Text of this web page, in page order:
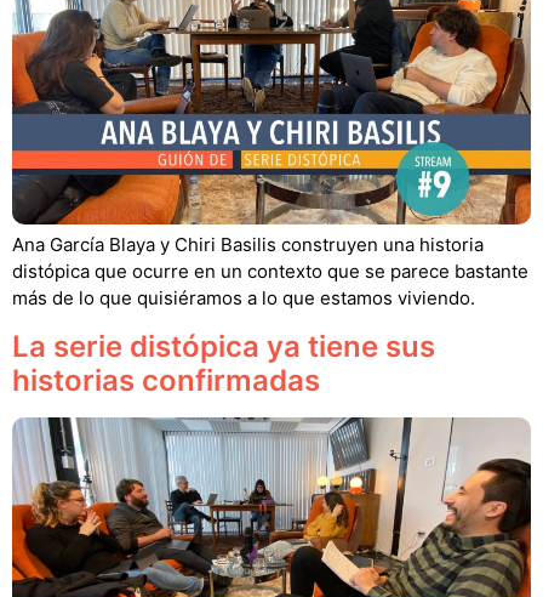
Ana García Blaya y Chiri Basilis construyen una historia
distópica que ocurre en un contexto que se parece bastante
más de lo que quisiéramos a lo que estamos viviendo.
La serie distópica ya tiene sus
historias confirmadas